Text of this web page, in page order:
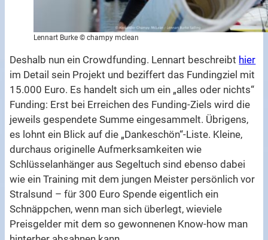
Lennart Burke © champy mclean
Deshalb nun ein Crowdfunding. Lennart beschreibt hier
im Detail sein Projekt und beziffert das Fundingziel mit
15.000 Euro. Es handelt sich um ein „alles oder nichts“
Funding: Erst bei Erreichen des Funding-Ziels wird die
jeweils gespendete Summe eingesammelt. Übrigens,
es lohnt ein Blick auf die „Dankeschön“-Liste. Kleine,
durchaus originelle Aufmerksamkeiten wie
Schlüsselanhänger aus Segeltuch sind ebenso dabei
wie ein Training mit dem jungen Meister persönlich vor
Stralsund – für 300 Euro Spende eigentlich ein
Schnäppchen, wenn man sich überlegt, wieviele
Preisgelder mit dem so gewonnenen Know-how man